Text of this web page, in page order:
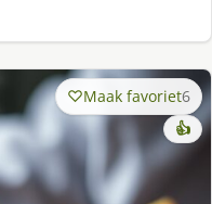
Maak favoriet6
👍